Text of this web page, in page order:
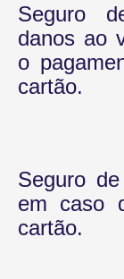
Seguro
danos ao
o
cartão.
Seguro
em caso
cartão.